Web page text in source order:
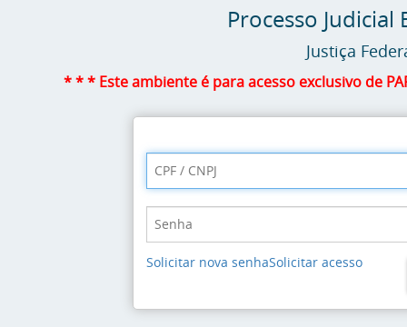
Processo Judicial
Justiça
* * * Este ambiente é para acesso exclusivo de
Solicitar nova senhaSolicitar acesso